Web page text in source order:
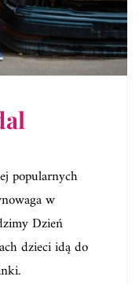
popularnych
w
Dzień
dzieci idą do